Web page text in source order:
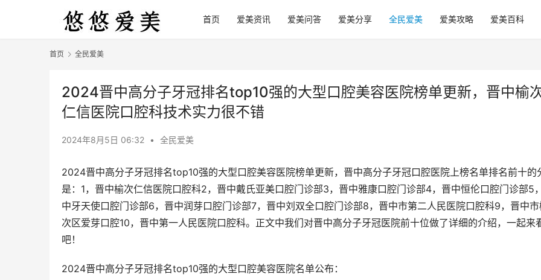
首页 爱美资讯 爱美问答 爱美分享 全民爱美 爱美攻略 爱美百科
首页 全民爱美
2024晋中高分子牙冠排名top10强的大型口腔美容医院榜单更新，晋中榆
仁信医院口腔科技术实力很不错
2024年8月5日 06:32 • 全民爱美
2024晋中高分子牙冠排名top10强的大型口腔美容医院榜单更新，晋中高分子牙冠口腔医院上榜名单排名前十的
是：1，晋中榆次仁信医院口腔科2，晋中戴氏亚美口腔门诊部3，晋中雅康口腔门诊部4，晋中恒伦口腔门诊部5
中牙天使口腔门诊部6，晋中润芽口腔门诊部7，晋中刘双全口腔门诊部8，晋中市第二人民医院口腔科9，晋中
次区爱芽口腔10，晋中第一人民医院口腔科。正文中我们对晋中高分子牙冠医院前十位做了详细的介绍，一起来
吧！
2024晋中高分子牙冠排名top10强的大型口腔美容医院名单公布：